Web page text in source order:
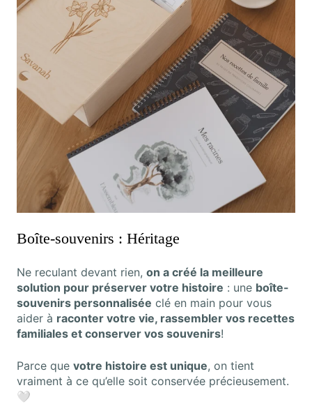
Boîte-souvenirs : Héritage
Ne reculant devant rien, on a créé la meilleure
solution pour préserver votre histoire : une boîte-
souvenirs personnalisée clé en main pour vous
aider à raconter votre vie, rassembler vos recettes
familiales et conserver vos souvenirs!
Parce que votre histoire est unique, on tient
vraiment à ce qu’elle soit conservée précieusement.
🤍